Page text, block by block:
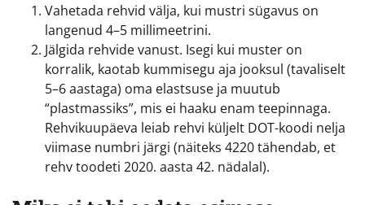
Vahetada rehvid välja, kui mustri sügavus on
langenud 4–5 millimeetrini.
Jälgida rehvide vanust. Isegi kui muster on
korralik, kaotab kummisegu aja jooksul (tavaliselt
5–6 aastaga) oma elastsuse ja muutub
“plastmassiks”, mis ei haaku enam teepinnaga.
Rehvikuupäeva leiab rehvi küljelt DOT-koodi nelja
viimase numbri järgi (näiteks 4220 tähendab, et
rehv toodeti 2020. aasta 42. nädalal).